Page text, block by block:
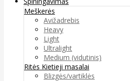
Meškerės
Avižadrebis
Heavy
Light
Ultralight
Medium (vidutinis)
Ritės Kietieji masalai
Blizgės/vartiklės